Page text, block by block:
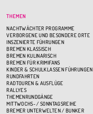
THEMEN
NACHTWÄCHTER PROGRAMME
VERBORGENE UND BESONDERE ORTE
INSZENIERTE FÜHRUNGEN
BREMEN KLASSISCH
BREMEN KULINARISCH
BREMEN FÜR KRIMIFANS
KINDER & SCHULKLASSEN FÜHRUNGEN
RUNDFAHRTEN
RADTOUREN & AUSFLÜGE
RALLYES
THEMENRUNDGÄNGE
MITTWOCHS- / SONNTAGSREIHE
BREMER UNTERWELTEN / BUNKER